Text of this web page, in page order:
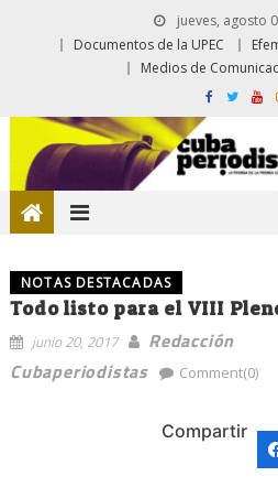
jueves, agosto
Documentos de la UPEC
Medios de
NOTAS DESTACADAS
Todo listo para el VIII
junio 20, 2017
Redacción
Cubaperiodistas
Comment(0)
Compartir